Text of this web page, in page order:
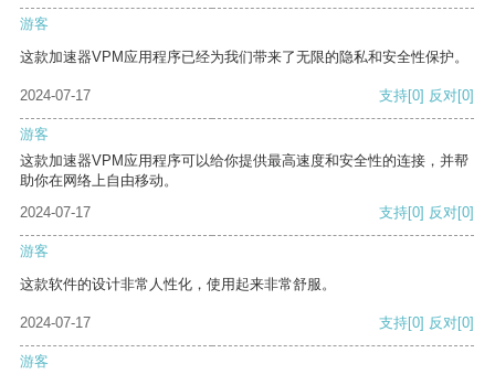
游客
这款加速器VPM应用程序已经为我们带来了无限的隐私和安全性保护。
2024-07-17 支持[0] 反对[0]
游客
这款加速器VPM应用程序可以给你提供最高速度和安全性的连接，并帮
助你在网络上自由移动。
2024-07-17
支持[0] 反对[0]
游客
这款软件的设计非常人性化，使用起来非常舒服。
2024-07-17 支持[0] 反对[0]
游客